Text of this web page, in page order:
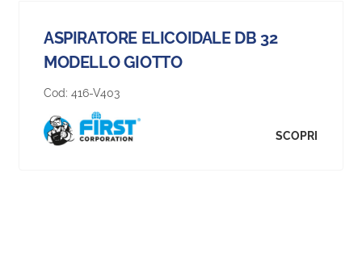
ASPIRATORE ELICOIDALE DB 32
MODELLO GIOTTO
Cod: 416-V403
SCOPRI